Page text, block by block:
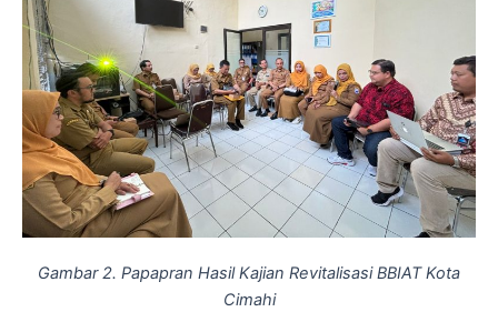
Gambar 2. Papapran Hasil Kajian Revitalisasi BBIAT Kota
Cimahi